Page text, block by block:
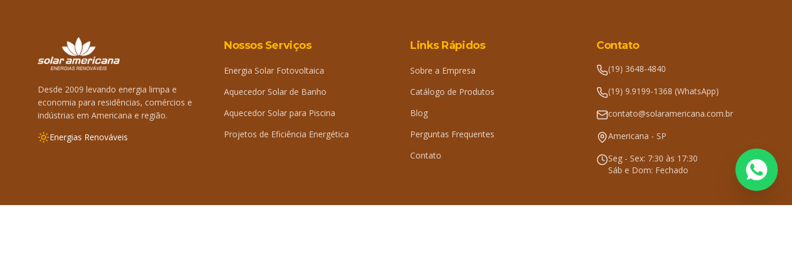
Desde 2009 levando energia limpa e
economia para residências, comércios e
indústrias em Americana e região.
Energias Renováveis
Nossos Serviços
Energia Solar Fotovoltaica
Aquecedor Solar de Banho
Aquecedor Solar para Piscina
Projetos de Eficiência Energética
Links Rápidos
Sobre a Empresa
Catálogo de Produtos
Blog
Perguntas Frequentes
Contato
Contato
(19) 3648-4840
(19) 9.9199-1368 (WhatsApp)
contato@solaramericana.com.br
Americana - SP
Seg - Sex: 7:30 às 17:30
Sáb e Dom: Fechado